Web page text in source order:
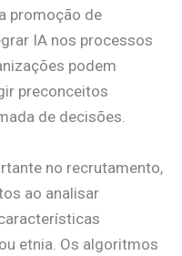
promoção de
IA nos processos
podem
preconceitos
de decisões.
no recrutamento,
ao analisar
etnia. Os algoritmos